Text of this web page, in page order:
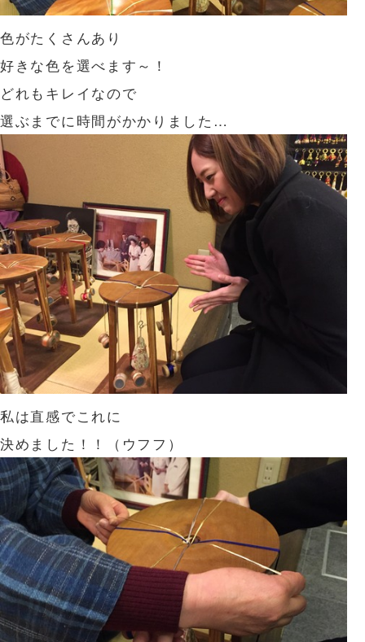
色がたくさんあり
好きな色を選べます～！
どれもキレイなので
選ぶまでに時間がかかりました…
私は直感でこれに
決めました！！（ウフフ）